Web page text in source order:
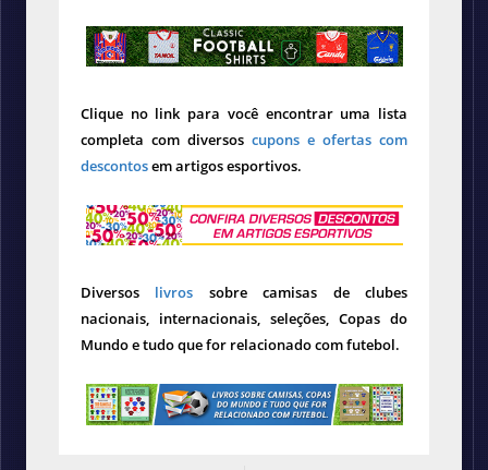
Clique no link para você encontrar uma lista
completa com diversos cupons e ofertas com
descontosem artigos esportivos.
Diversos livros sobre camisas de clubes
nacionais, internacionais, seleções, Copas do
Mundo e tudo que for relacionado com futebol.